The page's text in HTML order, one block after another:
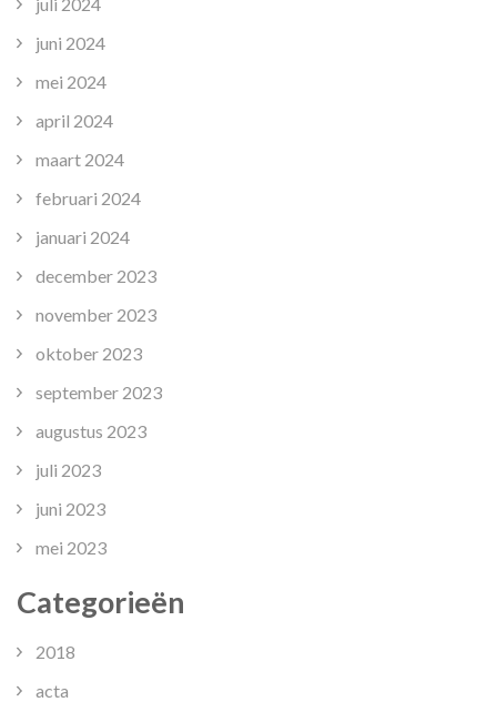
juni 2024
mei 2024
april 2024
maart 2024
februari 2024
januari 2024
december 2023
november 2023
oktober 2023
september 2023
augustus 2023
juli 2023
juni 2023
mei 2023
Categorieën
2018
acta